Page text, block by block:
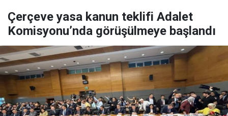
Çerçeve yasa kanun teklifi Adalet
Komisyonu’nda görüşülmeye başlandı